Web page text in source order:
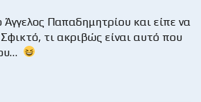
Άγγελος Παπαδημητρίου και είπε να
τι ακριβώς είναι αυτό που